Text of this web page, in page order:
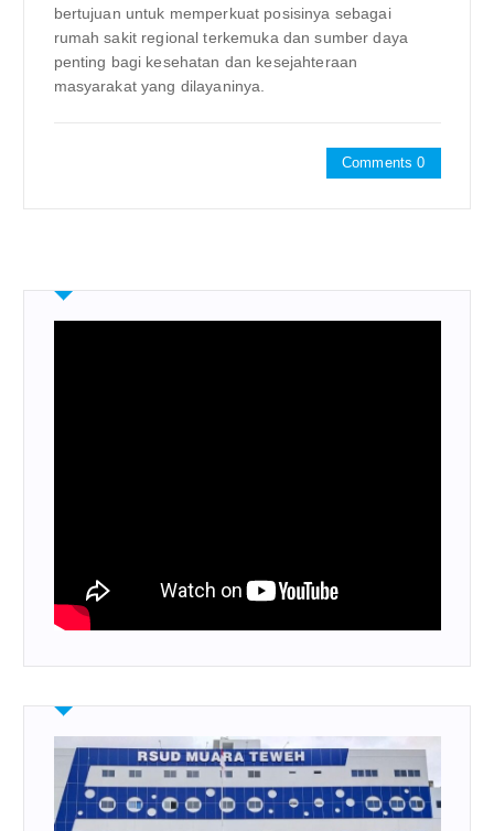
bertujuan untuk memperkuat posisinya sebagai
rumah sakit regional terkemuka dan sumber daya
penting bagi kesehatan dan kesejahteraan
masyarakat yang dilayaninya.
Comments 0